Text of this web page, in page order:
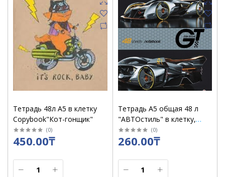
Тетрадь 48л А5 в клетку
Copybook"Кот-гонщик"
(0)
450.00₸
Тетрадь А5 общая 48 л
"АВТОстиль" в клетку,
второй блок /27991
(0)
260.00₸